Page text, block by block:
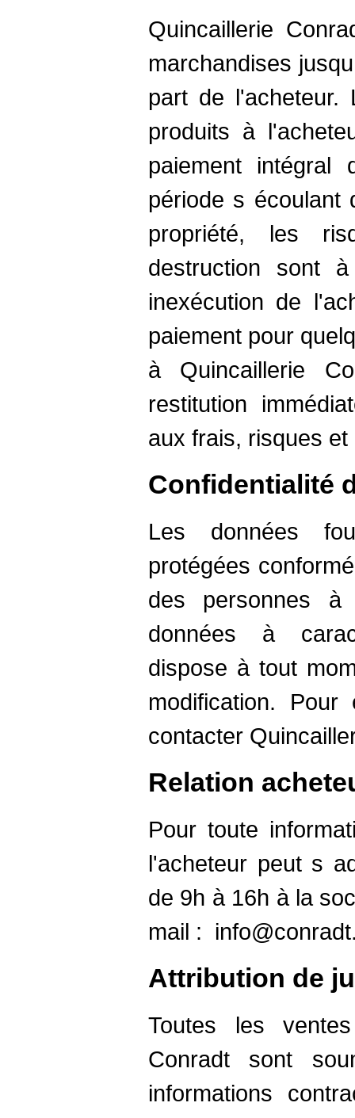
Quincaillerie
marchandises
part de l'acheteur.
produits à
paiement intégral
période s écoulant
propriété, les
destruction sont
inexécution de
paiement pour
à Quincaillerie
restitution
aux frais, risques
Confidentialité
Les données
protégées
des personnes
données à
dispose à tout
modification.
contacter
Relation
Pour toute
l'acheteur peut s
de 9h à 16h à la
mail :
Attribution de
Toutes les
Conradt sont
informations